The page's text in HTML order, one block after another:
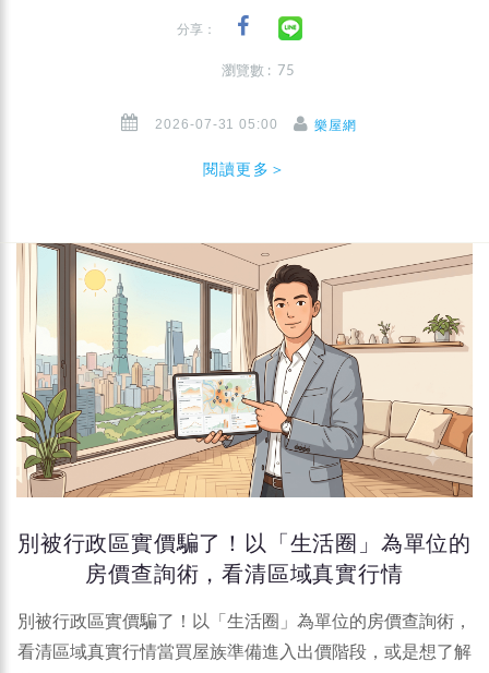
分享：
瀏覽數 : 75
2026-07-31 05:00 樂屋網
閱讀更多＞
別被行政區實價騙了！以「生活圈」為單位的
房價查詢術，看清區域真實行情
別被行政區實價騙了！以「生活圈」為單位的房價查詢術，
看清區域真實行情當買屋族準備進入出價階段，或是想了解